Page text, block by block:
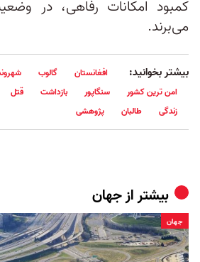
کمبود امکانات رفاهی، در
می‌برند.
بیشتر بخوانید: افغانستان گالوب
امن ترین کشور
سنگاپور بازداشت قتل
زندگی
طالبان پژوهشی
بیشتر ازجهان
جهان